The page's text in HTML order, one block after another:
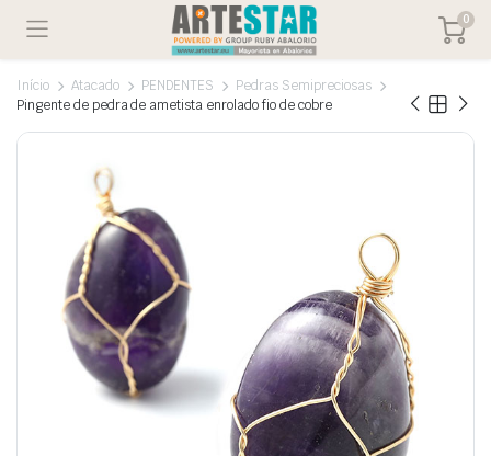
0
Início Atacado PENDENTES
Pedras Semipreciosas
Pingente de pedra de ametista enrolado fio de cobre